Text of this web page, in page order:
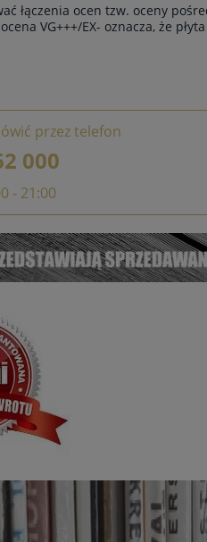
łączenia ocen tzw. oceny
VG+++/EX- oznacza, że
przez telefon
000
- 21:00